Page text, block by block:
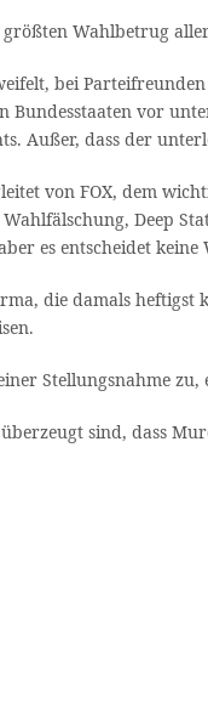
größten Wahlbetrug
bei
vor
Außer, dass der
von FOX, dem
Deep
es entscheidet
die damals
Stellungsnahme
sind, dass